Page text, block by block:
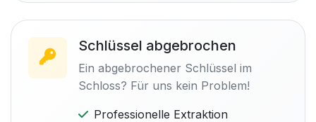
Schlüssel abgebrochen
Ein abgebrochener Schlüssel im
Schloss? Für uns kein Problem!
Professionelle Extraktion